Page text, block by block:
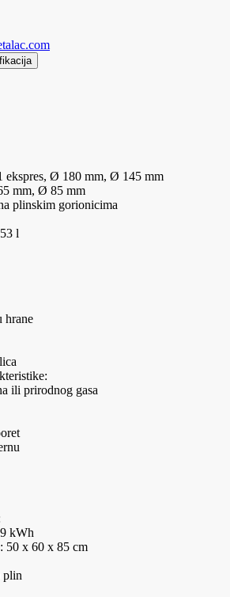
ekspres, Ø 180 mm, Ø 145 mm
mm, Ø 85 mm
plinskim gorionicima
l
hrane
ili prirodnog gasa
kWh
50 x 60 x 85 cm
plin